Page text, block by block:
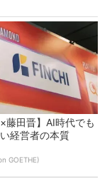
×藤田晋】AI時代でも
経営者の本質
GOETHE)